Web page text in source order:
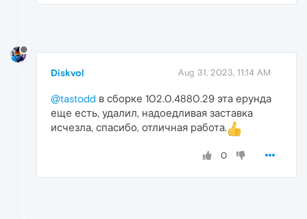
Diskvol Aug 31, 2023, 11:14 AM
@tastodd в сборке 102.0.4880.29 эта ерунда
еще есть, удалил, надоедливая заставка
исчезла, спасибо, отличная работа.
0